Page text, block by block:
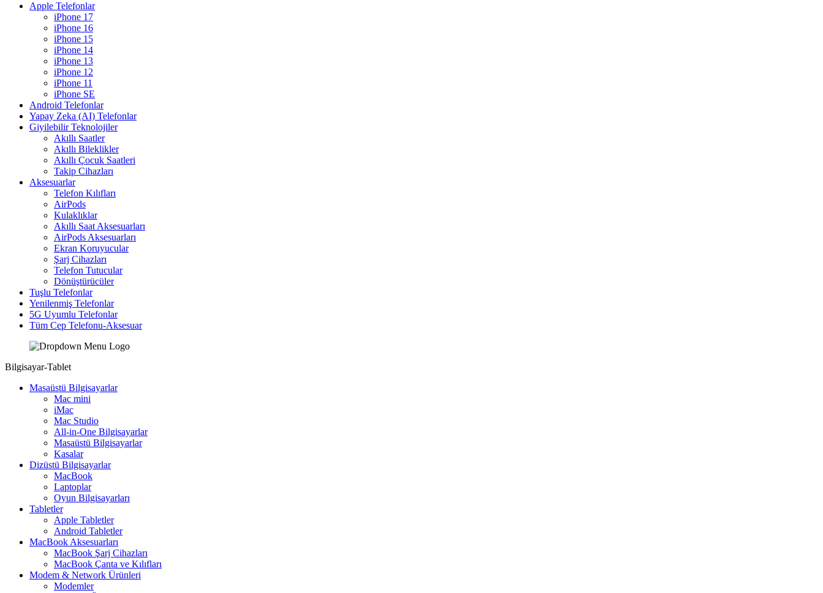
Apple Telefonlar
iPhone 17
iPhone 16
iPhone 15
iPhone 14
iPhone 13
iPhone 12
iPhone 11
iPhone SE
Android Telefonlar
Yapay Zeka (AI) Telefonlar
Giyilebilir Teknolojiler
Akıllı Saatler
Akıllı Bileklikler
Akıllı Çocuk Saatleri
Takip Cihazları
Aksesuarlar
Telefon Kılıfları
AirPods
Kulaklıklar
Akıllı Saat Aksesuarları
AirPods Aksesuarları
Ekran Koruyucular
Şarj Cihazları
Telefon Tutucular
Dönüştürücüler
Tuşlu Telefonlar
Yenilenmiş Telefonlar
5G Uyumlu Telefonlar
Tüm Cep Telefonu-Aksesuar
Bilgisayar-Tablet
Masaüstü Bilgisayarlar
Mac mini
iMac
Mac Studio
All-in-One Bilgisayarlar
Masaüstü Bilgisayarlar
Kasalar
Dizüstü Bilgisayarlar
MacBook
Laptoplar
Oyun Bilgisayarları
Tabletler
Apple Tabletler
Android Tabletler
MacBook Aksesuarları
MacBook Şarj Cihazları
MacBook Çanta ve Kılıfları
Modem & Network Ürünleri
Modemler